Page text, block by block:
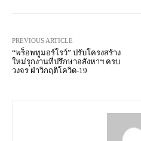
PREVIOUS ARTICLE
“พร็อพทูมอร์โรว์” ปรับโครงสร้าง
ใหม่รุกงานที่ปรึกษาอสังหาฯ ครบ
วงจร ฝ่าวิกฤติโควิด-19